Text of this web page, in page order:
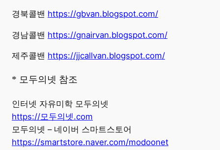
경북콜밴 https://gbvan.blogspot.com/
경남콜밴 https://gnairvan.blogspot.com/
제주콜밴 https://jjcallvan.blogspot.com/
* 모두의넷 참조
인터넷 자유미학 모두의넷
https://모두의넷.com
모두의넷 – 네이버 스마트스토어
https://smartstore.naver.com/modoonet